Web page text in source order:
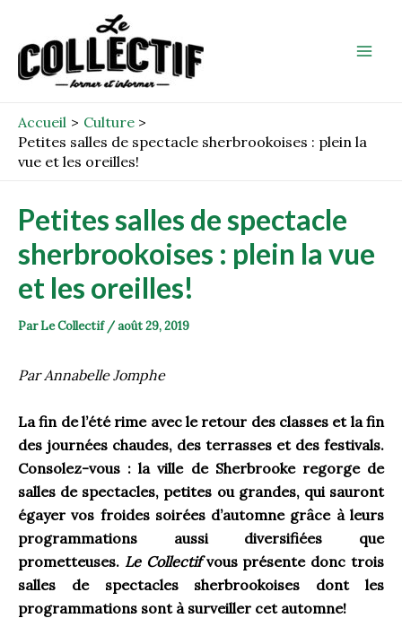
contenu
Accueil
Culture
Petites salles de spectacle sherbrookoises : plein la
vue et les oreilles!
Petites salles de spectacle
sherbrookoises : plein la vue
et les oreilles!
ParLe Collectif /août 29, 2019
Par Annabelle Jomphe
La fin de l’été rime avec le retour des classes et la fin
des journées chaudes, des terrasses et des festivals.
Consolez-vous : la ville de Sherbrooke regorge de
salles de spectacles, petites ou grandes, qui sauront
égayer vos froides soirées d’automne grâce à leurs
programmations aussi diversifiées que
prometteuses. Le Collectifvous présente donc trois
salles de spectacles sherbrookoises dont les
programmations sont à surveiller cet automne!
navigation